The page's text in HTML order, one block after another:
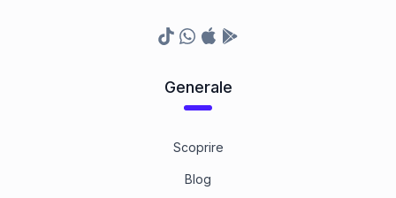
TikTokWhatsapp
Appstore
Google Play Store
Generale
Scoprire
Blog